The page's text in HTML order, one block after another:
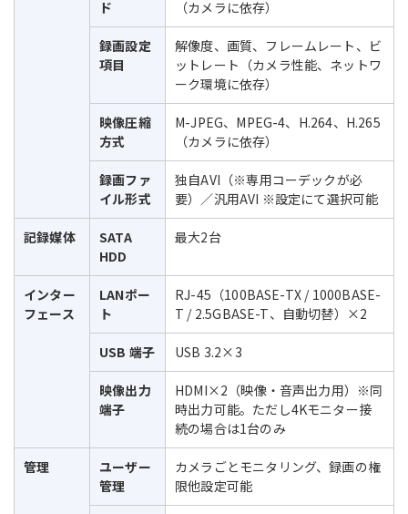
ド （カメラに依存）
録画設定
項目
解像度、画質、フレームレート、ビ
ットレート（カメラ性能、ネットワ
ーク環境に依存）
映像圧縮
方式
M-JPEG、MPEG-4、H.264、H.265
（カメラに依存）
録画ファ
イル形式
独自AVI（※専用コーデックが必
要）／汎用AVI ※設定にて選択可能
記録媒体
SATA
HDD
最大2台
インター
フェース
LANポー
ト
RJ-45（100BASE-TX / 1000BASE-
T / 2.5GBASE-T、自動切替）×2
USB 端子 USB 3.2×3
映像出力
端子
HDMI×2（映像・音声出力用）※同
時出力可能。ただし4Kモニター接
続の場合は1台のみ
管理
ユーザー
管理
カメラごとモニタリング、録画の権
限他設定可能